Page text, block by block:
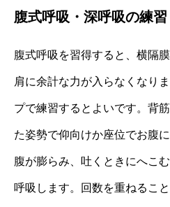
腹式呼吸・深呼吸の練習
腹式呼吸を習得すると、横隔
肩に余計な力が入らなくなり
プで練習するとよいです。背
た姿勢で仰向けか座位でお腹
腹が膨らみ、吐くときにへこ
呼吸します。回数を重ねるこ